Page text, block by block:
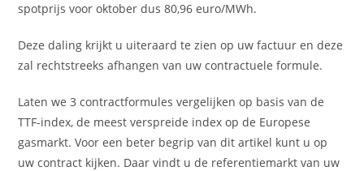
spotprijs voor oktober dus 80,96 euro/MWh.
Deze daling krijkt u uiteraard te zien op uw factuur en deze
zal rechtstreeks afhangen van uw contractuele formule.
Laten we 3 contractformules vergelijken op basis van de
TTF-index, de meest verspreide index op de Europese
gasmarkt. Voor een beter begrip van dit artikel kunt u op
uw contract kijken. Daar vindt u de referentiemarkt van uw